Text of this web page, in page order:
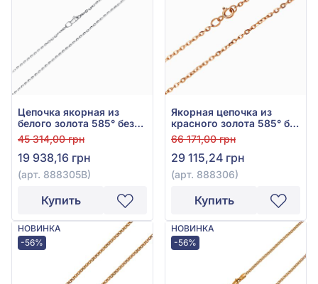
Цепочка якорная из
белого золота 585° без
вставки, арт. 888305В
45 314,00 грн
19 938,16 грн
(арт. 888305В)
Купить
Якорная цепочка из
красного золота 585° без
вставки, арт. 888306
66 171,00 грн
29 115,24 грн
(арт. 888306)
Купить
НОВИНКА
-56%
НОВИНКА
-56%